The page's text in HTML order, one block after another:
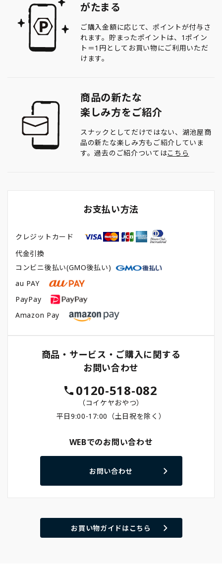
がたまる
ご購入金額に応じて、ポイントが付与さ
れます。貯まったポイントは、1ポイン
ト＝1円としてお買い物にご利用いただ
けます。
商品の新たな
楽しみ方をご紹介
スナックとしてだけではない、湖池屋商
品の新たな楽しみ方もご紹介していま
す。過去のご紹介ついてはこちら
お支払い方法
クレジットカード
代金引換
コンビニ後払い(GMO後払い)
au PAY
PayPay
Amazon Pay
商品・サービス・ご購入に関する
お問い合わせ
0120-518-082
（コイケヤおやつ）
平日9:00-17:00（土日祝を除く）
WEBでのお問い合わせ
お問い合わせ
お買い物ガイドはこちら